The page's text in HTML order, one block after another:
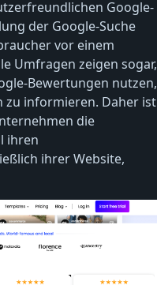
Google-
der Google-Suche
vor einem
Umfragen zeigen sogar,
Bewertungen nutzen,
zu informieren. Daher ist
die
ihren
ihrer Website,